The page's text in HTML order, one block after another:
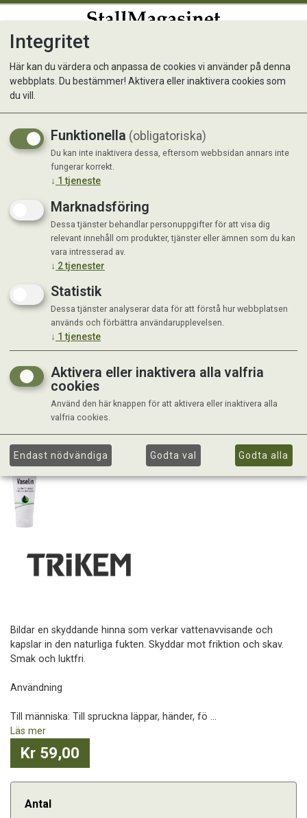
Trikem Vaselin 75 ml
För torr och sprucken hud
Bildar en skyddande hinna som verkar vattenavvisande och
kapslar in den naturliga fukten. Skyddar mot friktion och skav.
Smak och luktfri.
Användning
Till människa: Till spruckna läppar, händer, fö ...
Läs mer
Kr 59,00
Antal
Integritet
Här kan du värdera och anpassa de cookies vi använder på denna
webbplats. Du bestämmer! Aktivera eller inaktivera cookies som
du vill.
Funktionella (obligatoriska)
Du kan inte inaktivera dessa, eftersom webbsidan annars inte
fungerar korrekt.
↓ 1 tjeneste
Marknadsföring
Dessa tjänster behandlar personuppgifter för att visa dig
relevant innehåll om produkter, tjänster eller ämnen som du kan
vara intresserad av.
↓ 2tjenester
Statistik
Dessa tjänster analyserar data för att förstå hur webbplatsen
används och förbättra användarupplevelsen.
↓ 1 tjeneste
Aktivera eller inaktivera alla valfria
cookies
Använd den här knappen för att aktivera eller inaktivera alla
valfria cookies.
Endast nödvändiga Godta val Godta alla